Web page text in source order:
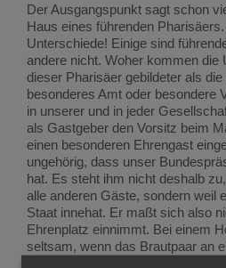
Der Ausgangspunkt sagt schon
Haus eines führenden
Unterschiede! Einige sind
andere nicht. Woher kommen die
dieser Pharisäer gebildeter als
besonderes Amt oder besondere
in unserer und in jeder
als Gastgeber den Vorsitz beim
einen besonderen Ehrengast
ungehörig, dass unser
hat. Es steht ihm nicht deshalb
alle anderen Gäste, sondern weil
Staat innehat. Er maßt sich also
Ehrenplatz einnimmt. Bei einem
seltsam, wenn das Brautpaar an